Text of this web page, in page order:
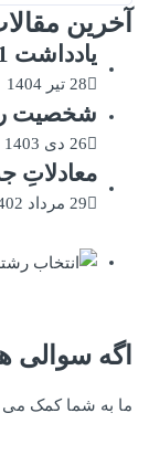
آخرین
یادداشت 1
28 تیر 1404
شخصیت
26 دی 1403
معادلاتِ
29 مرداد 1402
اگه
ما به شما کمک